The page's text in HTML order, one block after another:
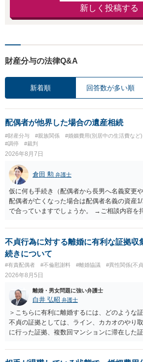
新しく投稿する
財産分与の法律Q&A
新着順 回答数が多い順
配偶者が他界した場合の遺産相続
#財産分与 #親族関係 #婚姻費用(別居中の生活費など)
#調停
#裁判
2026年8月7日
倉田 勲 弁護士
仮に何も手続き（配偶者から長男へ名義変更
配偶者が亡くなった場合は配偶者名義の資産
で合っていますでしょうか。 →ご相談内容を
完全に所有する場合は、他の相続人に対して
償金の支払いが必要になります。
不貞行為に対する離婚に有利な証拠収
続きについて
#有責配偶者 #不倫慰謝料 #離婚協議 #異性関係(不
2026年8月5日
離婚・男女問題に強い弁護士
白井 弘昭 弁護士
＞こちらに有利に離婚するには、どのような
不貞の証拠としては、ライン、カカオのやり
に行った証拠、複数回マンションに滞在した
婚する、慰謝料をとるなど）ことができると